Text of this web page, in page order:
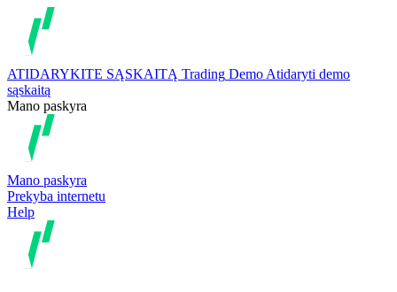
ATIDARYKITE SĄSKAITĄ Trading Demo Atidaryti demo
sąskaitą
Mano paskyra
Mano paskyra
Prekyba internetu
Help